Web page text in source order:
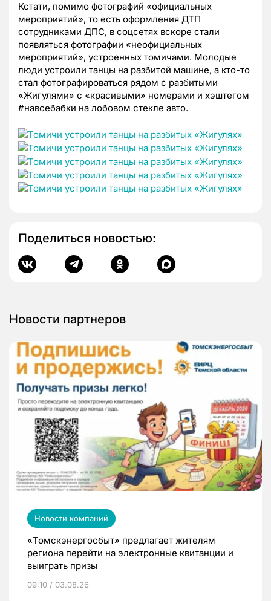
Кстати, помимо фотографий «официальных
мероприятий», то есть оформления ДТП
сотрудниками ДПС, в соцсетях вскоре стали
появляться фотографии «неофициальных
мероприятий», устроенных томичами. Молодые
люди устроили танцы на разбитой машине, а кто-то
стал фотографироваться рядом с разбитыми
«Жигулями» с «красивыми» номерами и хэштегом
#навсебабки на лобовом стекле авто.
Поделиться новостью:
Новости партнеров
Новости компаний
«Томскэнергосбыт» предлагает жителям
региона перейти на электронные квитанции и
выиграть призы
09:10 / 03.08.26